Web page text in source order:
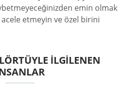
emin olmak
etmeyin ve özel birini
İLGILENEN